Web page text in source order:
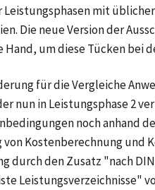
mit
Die neue Version der
Hand, um diese Tücken bei
für die Vergleiche
nun in Leistungsphase 2
noch anhand
Kostenberechnung und
durch den Zusatz "nach
Leistungsverzeichnisse"